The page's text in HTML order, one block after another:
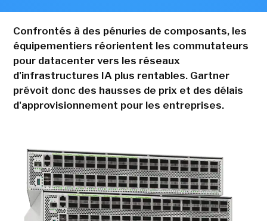
Confrontés à des pénuries de composants, les
équipementiers réorientent les commutateurs
pour datacenter vers les réseaux
d'infrastructures IA plus rentables. Gartner
prévoit donc des hausses de prix et des délais
d'approvisionnement pour les entreprises.